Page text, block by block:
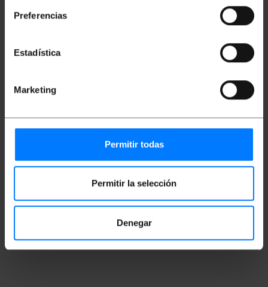
Preferencias
Estadística
Marketing
Permitir todas
Permitir la selección
Denegar
Wymiary produktu (szerokość x głębokość x
wysokość): 15.0 x 5.0 x 5.0 cm
Ilość paczek: 1
Karta produktu 1